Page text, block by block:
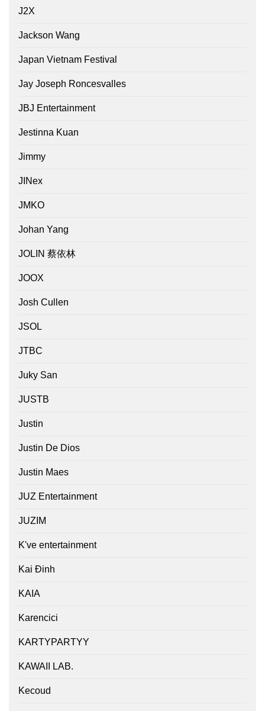
J2X
Jackson Wang
Japan Vietnam Festival
Jay Joseph Roncesvalles
JBJ Entertainment
Jestinna Kuan
Jimmy
JINex
JMKO
Johan Yang
JOLIN 蔡依林
JOOX
Josh Cullen
JSOL
JTBC
Juky San
JUSTB
Justin
Justin De Dios
Justin Maes
JUZ Entertainment
JUZIM
K've entertainment
Kai Đinh
KAIA
Karencici
KARTYPARTYY
KAWAII LAB.
Kecoud